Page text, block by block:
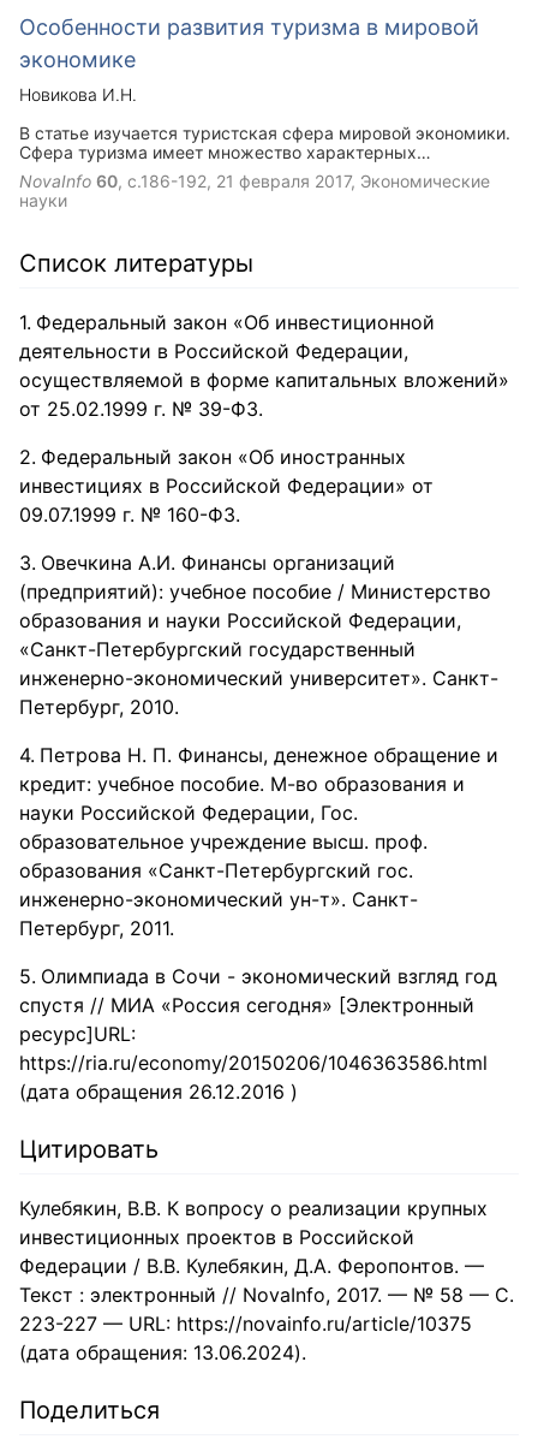
рисков с различных точек зрения
Особенности развития туризма в мировой
экономике
Новикова И.Н.
В статье изучается туристская сфера мировой экономики.
Сфера туризма имеет множество характерных
особенностей, которые могут быть привлекательными для
долгосрочного экономического развития. В ряде стран
туризм считается главным вектором развития и
В статье туризм рассматривается как продуктивное и
развитием в отдельных регионах.
NovaInfo 60, с.186-192, 21 февраля 2017, Экономические
науки
Список литературы
Федеральный закон «Об инвестиционной
деятельности в Российской Федерации,
осуществляемой в форме капитальных вложений»
от 25.02.1999 г. № 39-ФЗ.
Федеральный закон «Об иностранных
инвестициях в Российской Федерации» от
09.07.1999 г. № 160-ФЗ.
Овечкина А.И. Финансы организаций
(предприятий): учебное пособие / Министерство
образования и науки Российской Федерации,
«Санкт-Петербургский государственный
инженерно-экономический университет». Санкт-
Петербург, 2010.
Петрова Н. П. Финансы, денежное обращение и
кредит: учебное пособие. М-во образования и
науки Российской Федерации, Гос.
образовательное учреждение высш. проф.
образования «Санкт-Петербургский гос.
инженерно-экономический ун-т». Санкт-
Петербург, 2011.
Олимпиада в Сочи - экономический взгляд год
спустя // МИА «Россия сегодня» [Электронный
ресурс]URL:
https://ria.ru/economy/20150206/1046363586.html
(дата обращения 26.12.2016 )
Цитировать
Кулебякин, В.В. К вопросу о реализации крупных
инвестиционных проектов в Российской
Федерации / В.В. Кулебякин, Д.А. Феропонтов. —
Текст : электронный // NovaInfo, 2017. — № 58 — С.
223-227 — URL: https://novainfo.ru/article/10375
(дата обращения: 13.06.2024).
Поделиться